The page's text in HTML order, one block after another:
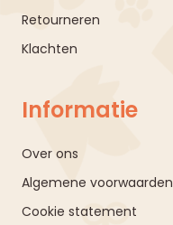
Retourneren
Klachten
Informatie
Over ons
Algemene voorwaarden
Cookie statement